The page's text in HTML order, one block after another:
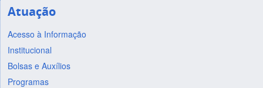
Atuação
Acesso à Informação
Institucional
Bolsas e Auxílios
Programas